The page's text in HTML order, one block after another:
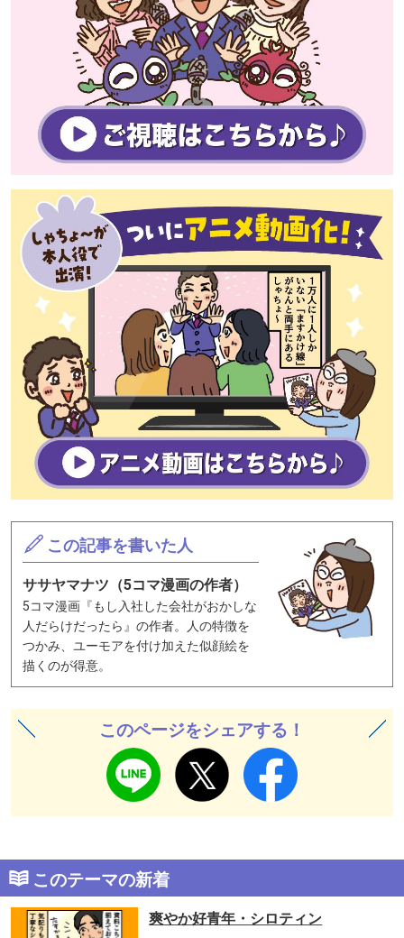
この記事を書いた人
ササヤマナツ（5コマ漫画の作者）
5コマ漫画『もし入社した会社がおかしな
人だらけだったら』の作者。人の特徴を
つかみ、ユーモアを付け加えた似顔絵を
描くのが得意。
このページをシェアする！
このテーマの新着
爽やか好青年・シロティン